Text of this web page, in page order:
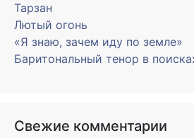
Тарзан
Лютый огонь
«Я знаю, зачем иду по земле»
Баритональный тенор в
Свежие комментарии